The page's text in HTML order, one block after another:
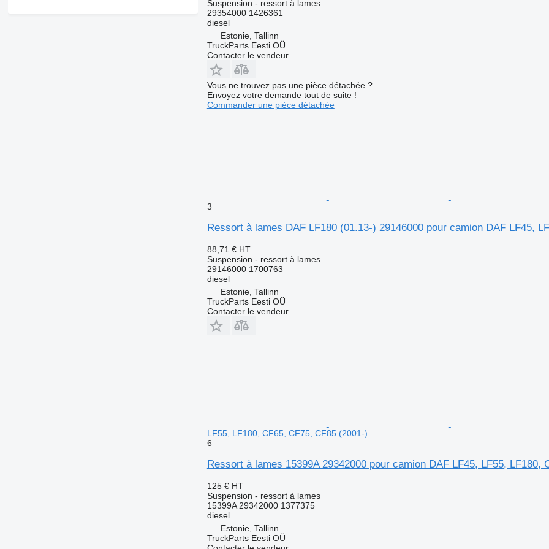
Suspension - ressort à lames
29354000 1426361
diesel
Estonie, Tallinn
TruckParts Eesti OÜ
Contacter le vendeur
Vous ne trouvez pas une pièce détachée ?
Envoyez votre demande tout de suite !
Commander une pièce détachée
3
Ressort à lames DAF LF180 (01.13-) 29146000 pour camion DAF LF45,
88,71 € HT
Suspension - ressort à lames
29146000 1700763
diesel
Estonie, Tallinn
TruckParts Eesti OÜ
Contacter le vendeur
LF55, LF180, CF65, CF75, CF85 (2001-)
6
Ressort à lames 15399A 29342000 pour camion DAF LF45, LF55, LF180,
125 € HT
Suspension - ressort à lames
15399A 29342000 1377375
diesel
Estonie, Tallinn
TruckParts Eesti OÜ